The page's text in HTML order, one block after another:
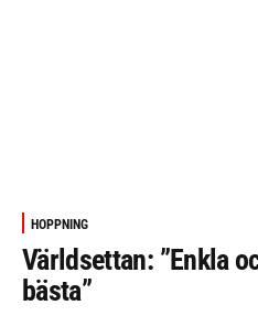
HOPPNING
Världsettan: ”Enkla
bästa”